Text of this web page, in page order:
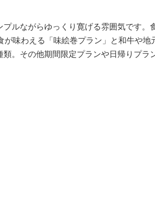
ルながらゆっくり寛げる雰囲気です。
味わえる「味絵巻プラン」と和牛や地
。その他期間限定プランや日帰りプラ